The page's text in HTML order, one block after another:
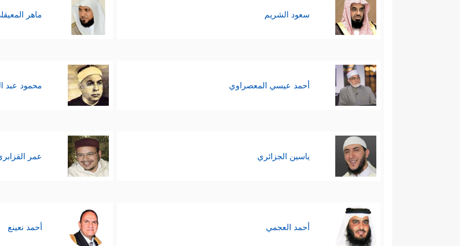
سعود الشريم ماهر
أحمد عيسي المعصراوي محمود عبد
ياسين الجزائري عمر
أحمد العجمي أحمد نعينع